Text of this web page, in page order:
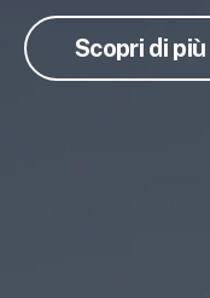
Scopri di più